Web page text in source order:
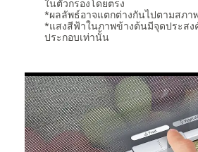
ในตัวกรองโดยตรง
*ผลลัพธ์อาจแตกต่างกันไปตามสภา
*แสงสีฟ้าในภาพข้างต้นมีจุดประสง
ประกอบเท่านั้น